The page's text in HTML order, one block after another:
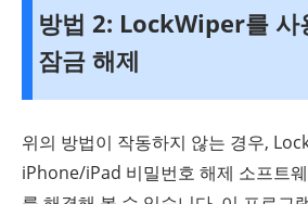
방법 2: LockWiper를 사
잠금 해제
위의 방법이 작동하지 않는 경우,
iPhone/iPad 비밀번호 해제 소프트